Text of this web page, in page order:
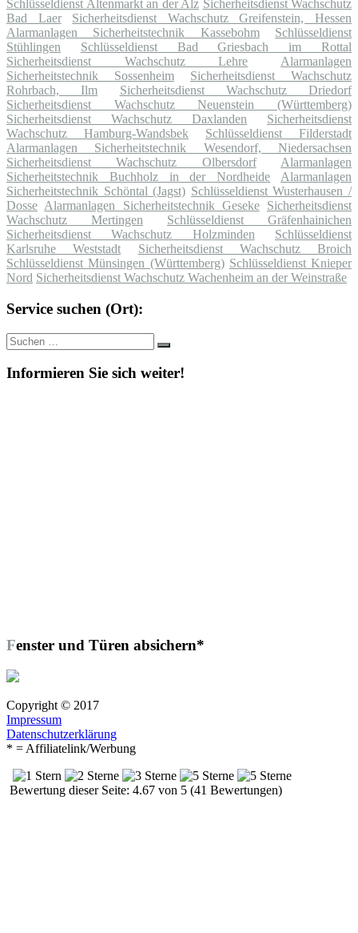
Schlüsseldienst Altenmarkt an der Alz Sicherheitsdienst Wachschutz
Bad Laer
Sicherheitsdienst Wachschutz Greifenstein, Hessen
Alarmanlagen Sicherheitstechnik Kassebohm
Schlüsseldienst
Stühlingen
Schlüsseldienst Bad Griesbach im Rottal
Sicherheitsdienst Wachschutz Lehre
Alarmanlagen
Sicherheitstechnik Sossenheim
Sicherheitsdienst Wachschutz
Rohrbach, Ilm
Sicherheitsdienst Wachschutz Driedorf
Sicherheitsdienst Wachschutz Neuenstein (Württemberg)
Sicherheitsdienst Wachschutz Daxlanden
Sicherheitsdienst
Wachschutz Hamburg-Wandsbek
Schlüsseldienst Filderstadt
Alarmanlagen Sicherheitstechnik Wesendorf, Niedersachsen
Sicherheitsdienst Wachschutz Olbersdorf
Alarmanlagen
Sicherheitstechnik Buchholz in der Nordheide
Alarmanlagen
Sicherheitstechnik Schöntal (Jagst) Schlüsseldienst Wusterhausen /
Dosse Alarmanlagen Sicherheitstechnik Geseke
Sicherheitsdienst
Wachschutz Mertingen
Schlüsseldienst Gräfenhainichen
Sicherheitsdienst Wachschutz Holzminden
Schlüsseldienst
Karlsruhe Weststadt
Sicherheitsdienst Wachschutz Broich
Schlüsseldienst Münsingen (Württemberg) Schlüsseldienst Knieper
Nord Sicherheitsdienst Wachschutz Wachenheim an der Weinstraße
Service suchen (Ort):
Suche
nach:
Suchen
Informieren Sie sich weiter!
Fenster und Türen absichern*
Copyright © 2017
Impressum
Datenschutzerklärung
* = Affiliatelink/Werbung
Bewertung dieser Seite: 4.67 von 5 (41 Bewertungen)